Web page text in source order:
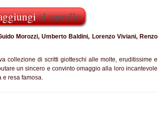
al carrello
Morozzi, Umberto Baldini, Lorenzo Viviani, Renzo
collezione di scritti giotteschi alle molte, eruditissime e
un sincero e convinto omaggio alla loro incantevole
e resa famosa.